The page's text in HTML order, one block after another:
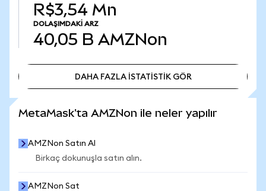
R$3,54 Mn
DOLAŞIMDAKI ARZ
40,05 B AMZNon
DAHA FAZLA İSTATİSTİK GÖR
MetaMask'ta AMZNon ile neler yapılır
AMZNon Satın Al
Birkaç dokunuşla satın alın.
AMZNon Sat